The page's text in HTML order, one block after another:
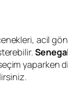
acil
yaparken